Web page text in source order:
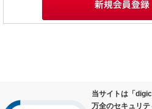
当サイトは「
万全のセキュリ